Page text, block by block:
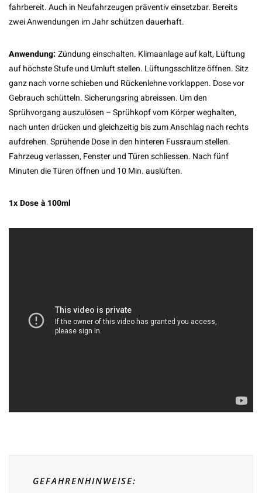
fahrbereit. Auch in Neufahrzeugen präventiv einsetzbar. Bereits
zwei Anwendungen im Jahr schützen dauerhaft.
Anwendung:Zündung einschalten. Klimaanlage auf kalt, Lüftung
auf höchste Stufe und Umluft stellen. Lüftungsschlitze öffnen. Sitz
ganz nach vorne schieben und Rückenlehne vorklappen. Dose vor
Gebrauch schütteln. Sicherungsring abreissen. Um den
Sprühvorgang auszulösen – Sprühkopf vom Körper weghalten,
nach unten drücken und gleichzeitig bis zum Anschlag nach rechts
aufdrehen. Sprühende Dose in den hinteren Fussraum stellen.
Fahrzeug verlassen, Fenster und Türen schliessen. Nach fünf
Minuten die Türen öffnen und 10 Min. auslüften.
1x Dose à 100ml
GEFAHRENHINWEISE: